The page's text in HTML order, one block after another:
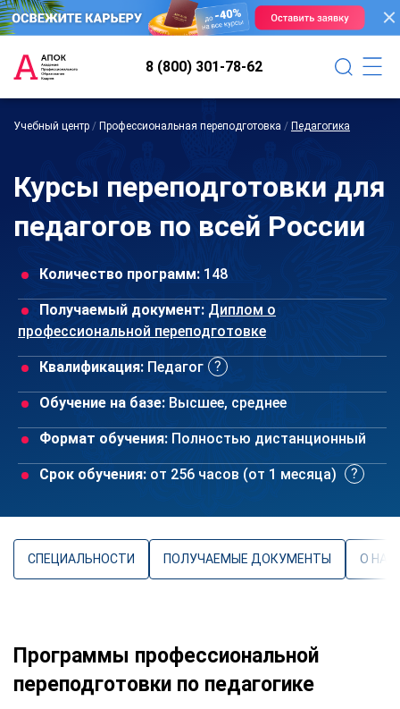
8 (800) 301-78-62
Учебный центр / Профессиональная переподготовка / Педагогика
Курсы переподготовки для
педагогов по всей России
Количество программ: 148
Получаемый документ: Диплом о
профессиональной переподготовке
Квалификация: Педагог
Обучение на базе: Высшее, среднее
Формат обучения: Полностью дистанционный
Срок обучения: от 256 часов (от 1 месяца)
СПЕЦИАЛЬНОСТИ ПОЛУЧАЕМЫЕ ДОКУМЕНТЫ О
Программы профессиональной
переподготовки по педагогике